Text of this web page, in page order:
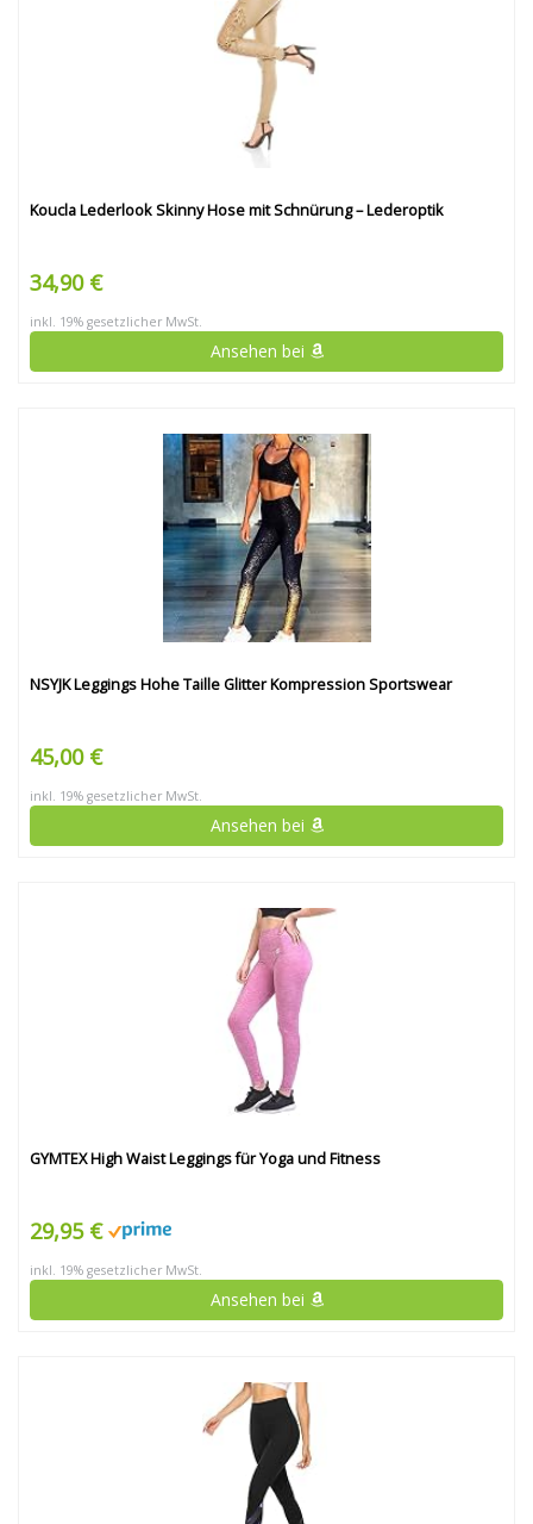
Koucla Lederlook Skinny Hose mit Schnürung – Lederoptik
34,90 €
inkl. 19% gesetzlicher MwSt.
Ansehen bei
NSYJK Leggings Hohe Taille Glitter Kompression Sportswear
45,00 €
inkl. 19% gesetzlicher MwSt.
Ansehen bei
GYMTEX High Waist Leggings für Yoga und Fitness
29,95 €
inkl. 19% gesetzlicher MwSt.
Ansehen bei